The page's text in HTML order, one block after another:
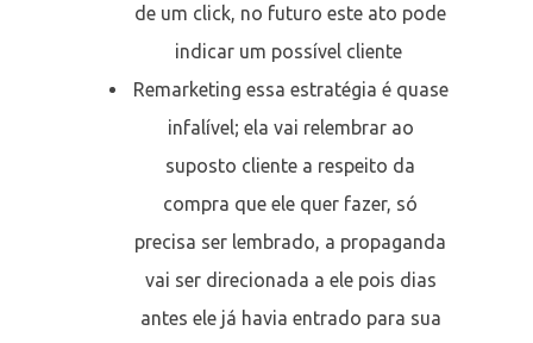
de um click, no futuro este ato pode
indicar um possível cliente
Remarketing essa estratégia é quase
infalível; ela vai relembrar ao
suposto cliente a respeito da
compra que ele quer fazer, só
precisa ser lembrado, a propaganda
vai ser direcionada a ele pois dias
antes ele já havia entrado para sua